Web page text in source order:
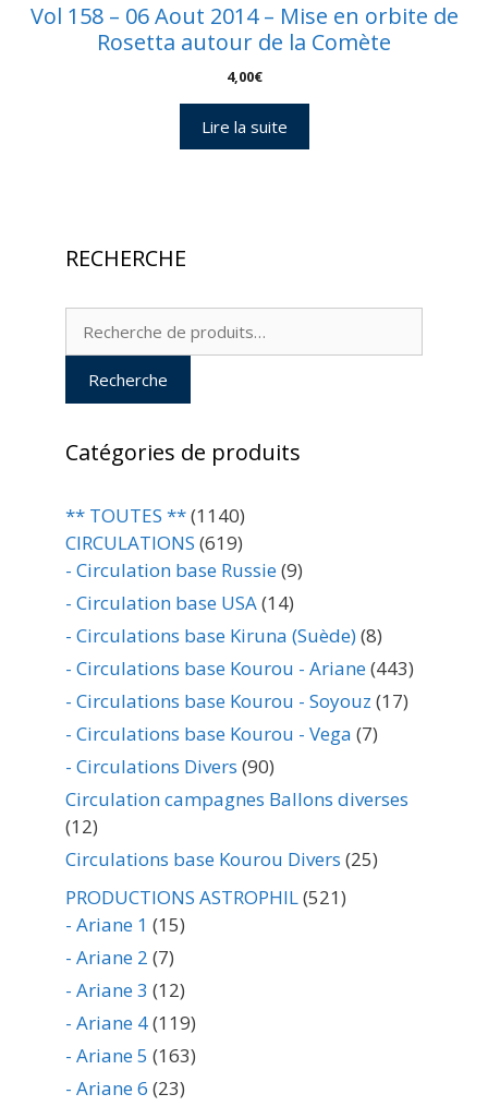
Vol 158 – 06 Aout 2014 – Mise en orbite de
Rosetta autour de la Comète
4,00€
Lire la suite
RECHERCHE
Recherche
Recherche
Catégories de produits
** TOUTES **(1140)
CIRCULATIONS (619)
- Circulation base Russie(9)
- Circulation base USA(14)
- Circulations base Kiruna (Suède)(8)
- Circulations base Kourou - Ariane(443)
- Circulations base Kourou - Soyouz (17)
- Circulations base Kourou - Vega (7)
- Circulations Divers (90)
Circulation campagnes Ballons diverses
(12)
Circulations base Kourou Divers (25)
PRODUCTIONS ASTROPHIL(521)
- Ariane 1 (15)
- Ariane 2 (7)
- Ariane 3 (12)
- Ariane 4(119)
- Ariane 5 (163)
- Ariane 6 (23)